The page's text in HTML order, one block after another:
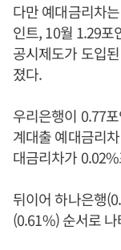
다만 예대금리차
인트, 10월 1.29포
공시제도가 도입
졌다.
우리은행이 0.77
계대출 예대금리
대금리차가
뒤이어 하나은행
(0.61%) 순서로